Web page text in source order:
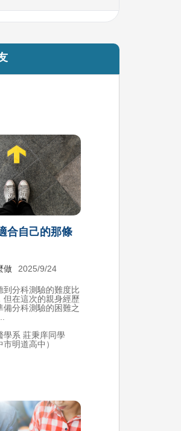
法與挫折應對
合自己的那條
做 2025/9/24
到分科測驗的難度比
但在這次的親身經歷
備分科測驗的困難之
學系 莊秉庠同學
市明道高中）